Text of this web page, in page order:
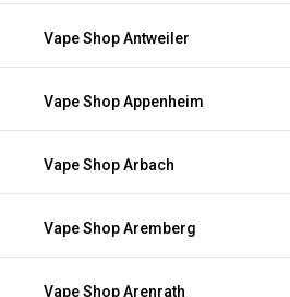
Vape Shop Antweiler
Vape Shop Appenheim
Vape Shop Arbach
Vape Shop Aremberg
Vape Shop Arenrath